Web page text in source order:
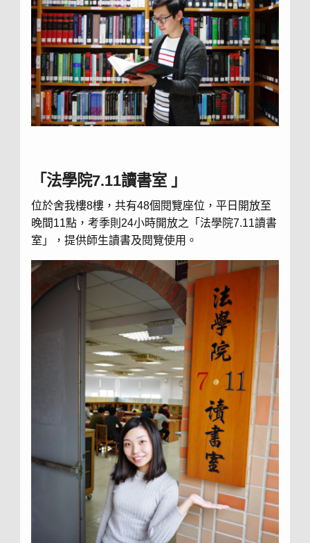
「法學院7.11讀書室 」
位於舍我樓8樓，共有48個閱覽座位，平日開放至
晚間11點，考季則 24小時開放之「法學院7.11讀書
室」，提供師生讀書及閱覽使用。